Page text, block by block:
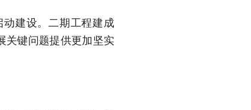
建设。二期工程建成
关键问题提供更加坚实